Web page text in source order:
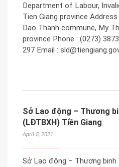
Department of Labour,
Tien Giang province
Dao Thanh commune, My
province Phone : (0273)
297 Email :
Sở Lao động – Thương
(LĐTBXH) Tiền Giang
April 5, 2021
Sở Lao động – Thương